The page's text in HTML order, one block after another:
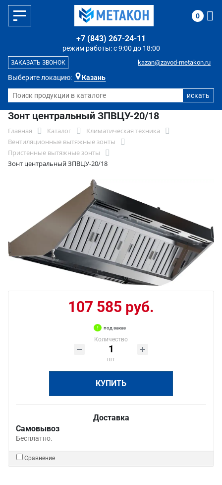
Выберите локацию: Казань
режим работы: с 9:00 до 18:00
+7 (843) 267-24-11
kazan@zavod-metakon.ru
ЗАКАЗАТЬ ЗВОНОК
0
Зонт центральный ЗПВЦУ-20/18
Главная Каталог
Климатическая техника
Вентиляционные вытяжные зонты
Пристенные вытяжные зонты
Зонт центральный ЗПВЦУ-20/18
107 585 руб.
под заказ
Количество
шт
КУПИТЬ
Доставка
Самовывоз
Бесплатно.
Сравнение